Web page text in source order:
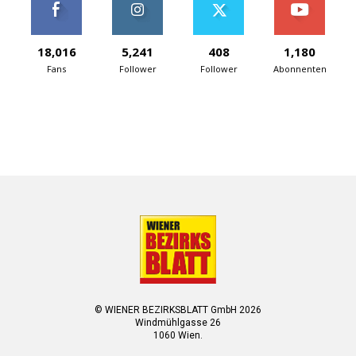
18,016
Fans
5,241
Follower
408
Follower
1,180
Abonnenten
© WIENER BEZIRKSBLATT GmbH 2026
Windmühlgasse 26
1060 Wien.